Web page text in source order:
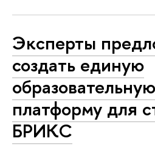
Эксперты
создать единую
образовательную
платформу для
БРИКС